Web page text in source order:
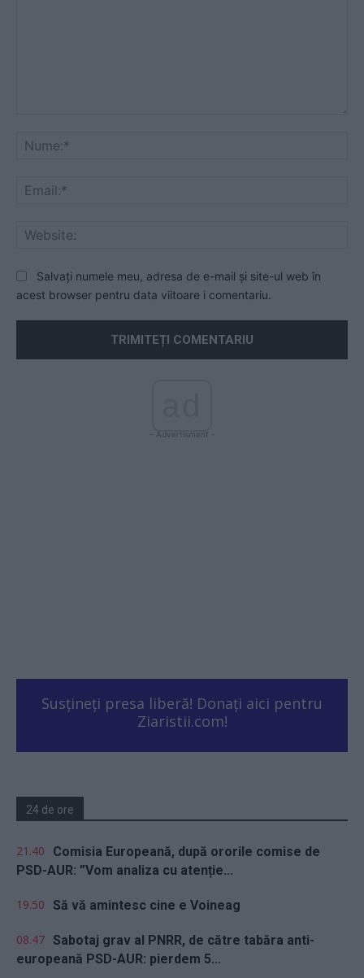
Salvați numele meu, adresa de e-mail și site-ul web în
acest browser pentru data viitoare i comentariu.
- Advertisment -
Susțineți presa liberă! Donați aici pentru
Ziaristii.com!
24 de ore
21.40
Comisia Europeană, după ororile comise de
PSD-AUR: ”Vom analiza cu atenție...
19.50 Să vă amintesc cine e Voineag
08.47 Sabotaj grav al PNRR, de către tabăra anti-
europeană PSD-AUR: pierdem 5...